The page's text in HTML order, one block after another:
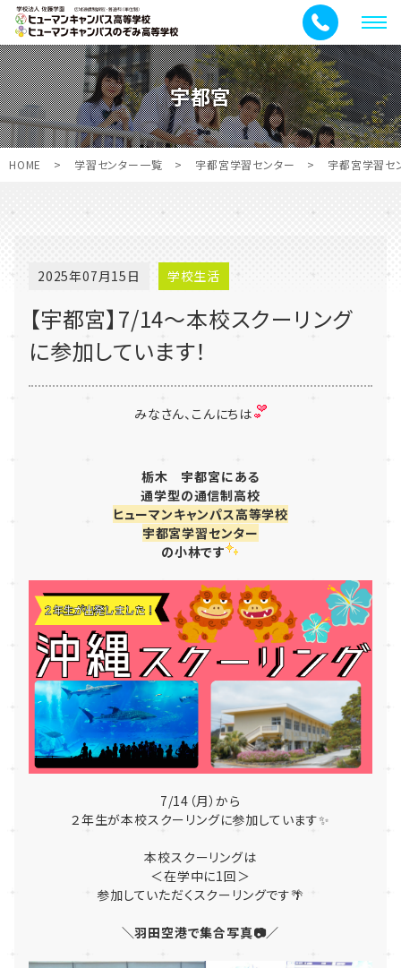
メ
ニ
ュ
ー
宇都宮
HOME > 学習センター一覧 > 宇都宮学習センター > 宇都宮学習セ
2025年07月15日 学校生活
【宇都宮】7/14～本校スクーリング
に参加しています！
みなさん、こんにちは
栃木 宇都宮にある
通学型の通信制高校
ヒューマンキャンパス高等学校
宇都宮学習センター
の小林です
7/14（月）から
２年生が本校スクーリングに参加しています✨
本校スクーリングは
＜在学中に1回＞
参加していただくスクーリングです🌴
＼羽田空港で集合写真📷／